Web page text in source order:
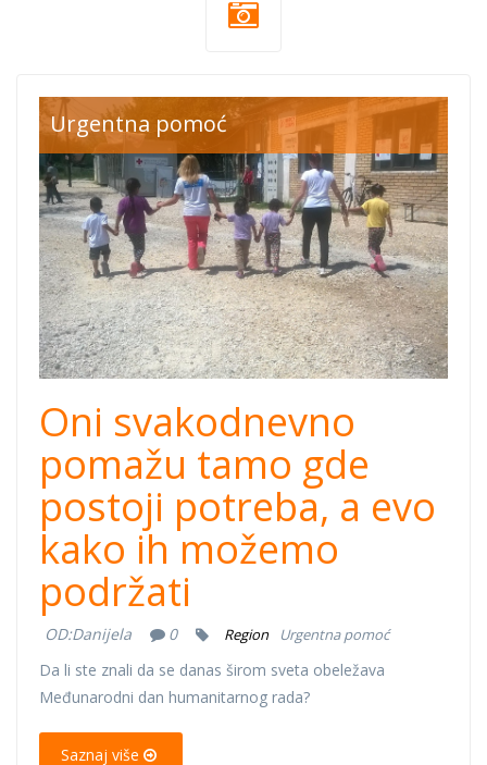
međunarodni-
dan-
humanitarnog-
rada-cover.png
Urgentna pomoć
Oni svakodnevno
pomažu tamo gde
postoji potreba, a evo
kako ih možemo
podržati
OD:Danijela 0 Region Urgentna pomoć
Da li ste znali da se danas širom sveta obeležava
Međunarodni dan humanitarnog rada?
Saznaj više